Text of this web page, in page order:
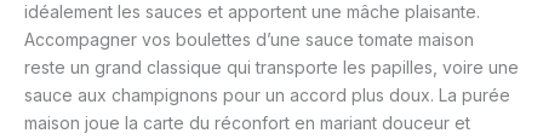
idéalement les sauces et apportent une mâche plaisante.
Accompagner vos boulettes d’une sauce tomate maison
reste un grand classique qui transporte les papilles, voire une
sauce aux champignons pour un accord plus doux. La purée
maison joue la carte du réconfort en mariant douceur et